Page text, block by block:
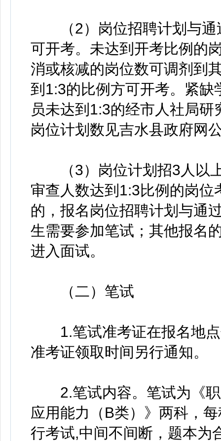
（2）岗位招聘计划与通
可开考。未达到开考比例的
消或核减的岗位数可调剂到
到1:3的比例方可开考。紧
员未达到1:3的经市人社局
岗位计划数见吉水县政府网
（3）岗位计划招3人以上
审查人数达到1:3比例的岗
的，报名岗位招聘计划与通
生需要参加笔试；其他报名
进入面试。
（二）笔试
1.笔试准考证在报名地点
准考证领取时间另行通知。
2.笔试内容。笔试为《职
应用能力（B类）》两科，
行考试,中间不间断，题本为